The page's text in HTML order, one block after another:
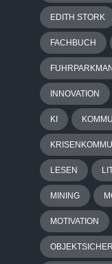
EDITH STORK
FACHBUCH
INNOVATION
KI
LESEN
MINING
MOTIVATION